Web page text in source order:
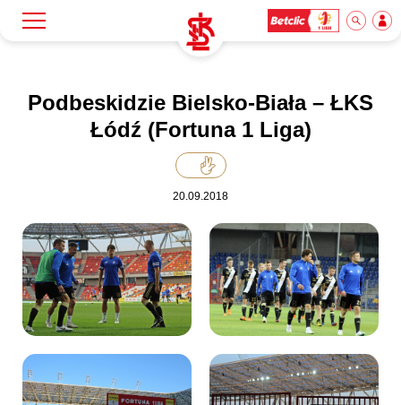
Akademia
Biznes
Dla mediów
Podbeskidzie Bielsko-Biała – ŁKS
Łódź (Fortuna 1 Liga)
20.09.2018